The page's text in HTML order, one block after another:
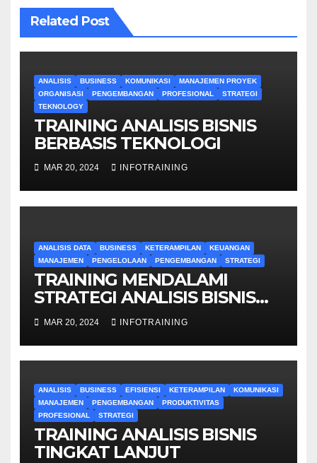
Related Post
ANALISIS BUSINESS KOMUNIKASI
MANAJEMEN PROYEK
ORGANISASI
PENGEMBANGAN PROFESIONAL
STRATEGI
TEKNOLOGY
TRAINING ANALISIS BISNIS
BERBASIS TEKNOLOGI
MAR 20, 2024 INFOTRAINING
ANALISIS DATA BUSINESS KETERAMPILAN
KEUANGAN
MANAJEMEN
PENGELOLAAN PENGEMBANGAN STRATEGI
TRAINING MENDALAMI
STRATEGI ANALISIS BISNIS
UNTUK PEMULA
MAR 20, 2024 INFOTRAINING
ANALISIS BUSINESS EFISIENSI KETERAMPILAN
KOMUNIKASI
MANAJEMEN
PENGEMBANGAN
PRODUKTIVITAS
PROFESIONAL
STRATEGI
TRAINING ANALISIS BISNIS
TINGKAT LANJUT